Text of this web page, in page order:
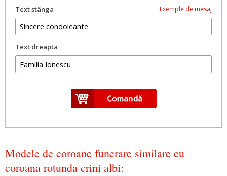
Text stânga Exemple de mesaj
Câteva sugestii:
Te vom purta mereu in suflet•Nu te vom uita niciodata•Cu
sufletul indurerat•
Text dreapta
Modele de coroane funerare similare cu
coroana rotunda crini albi: